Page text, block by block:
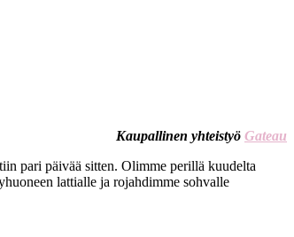
Kaupallinen yhteistyö Gateau
pari päivää sitten. Olimme perillä kuudelta
lattialle ja rojahdimme sohvalle